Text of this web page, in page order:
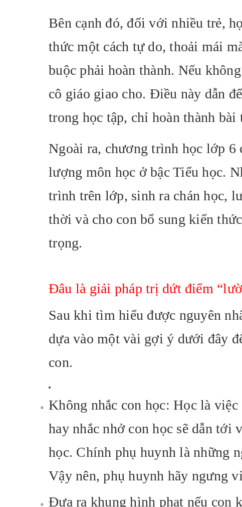
Bên cạnh đó, đối với nhiều trẻ,
thức một cách tự do, thoải mái
buộc phải hoàn thành. Nếu
cô giáo giao cho. Điều này dẫn
trong học tập, chỉ hoàn thành bài
Ngoài ra, chương trình học lớp 6
lượng môn học ở bậc Tiểu học.
trình trên lớp, sinh ra chán học,
thời và cho con bổ sung kiến
trọng.
Đâu là giải pháp trị dứt điểm
Sau khi tìm hiểu được nguyên
dựa vào một vài gợi ý dưới đây
con.
Không nhắc con học: Học là việc
hay nhắc nhở con học sẽ dẫn
học. Chính phụ huynh là những
Vậy nên, phụ huynh hãy ngưng
Đưa ra khung hình phạt nếu con